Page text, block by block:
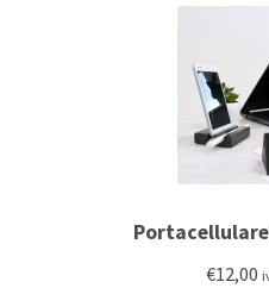
€12,00